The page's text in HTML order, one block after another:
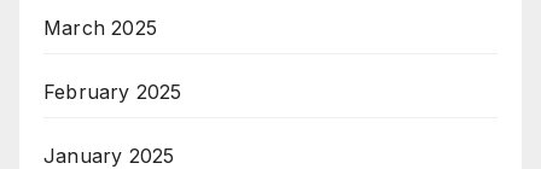
March 2025
February 2025
January 2025